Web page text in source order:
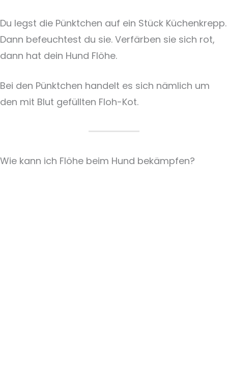
Du legst die Pünktchen auf ein Stück Küchenkrepp.
Dann befeuchtest du sie. Verfärben sie sich rot,
dann hat dein Hund Flöhe.
Bei den Pünktchen handelt es sich nämlich um
den mit Blut gefüllten Floh-Kot.
Wie kann ich Flöhe beim Hund bekämpfen?